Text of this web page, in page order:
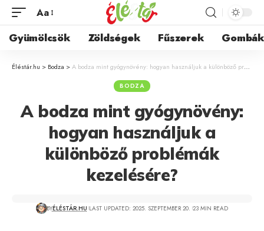
Aa
Gyümölcsök Zöldségek Fűszerek Gombák
Éléstár.hu > Bodza >A bodza mint gyógynövény: hogyan használjuk a különböző problémák kezelésére?
BODZA
A bodza mint gyógynövény:
hogyan használjuk a
különböző problémák
kezelésére?
BYÉLÉSTÁR.HU LAST UPDATED: 2025. SZEPTEMBER 20. 23 MIN READ